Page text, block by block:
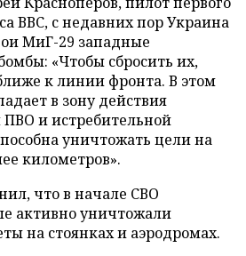
ВВС, с недавних пор Украина
МиГ-29 западные
«Чтобы сбросить их,
к линии фронта. В этом
в зону действия
ПВО и истребительной
уничтожать цели на
километров».
что в начале СВО
активно уничтожали
на стоянках и аэродромах.